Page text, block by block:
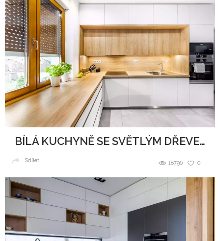
BÍLÁ KUCHYNĚ SE SVĚTLÝM DŘEVEM
0
18796
Sdílet